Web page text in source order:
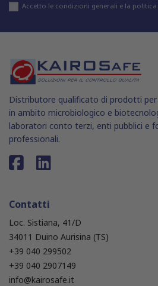
Accetto le condizioni generali e la
Distributore qualificato di prodotti
in ambito microbiologico e
laboratori conto terzi, enti pubblici e
professionali.
Contatti
Loc. Sistiana, 41/D
34011 Duino Aurisina (TS)
+39 040 299502
+39 040 2907149
info@kairosafe.it